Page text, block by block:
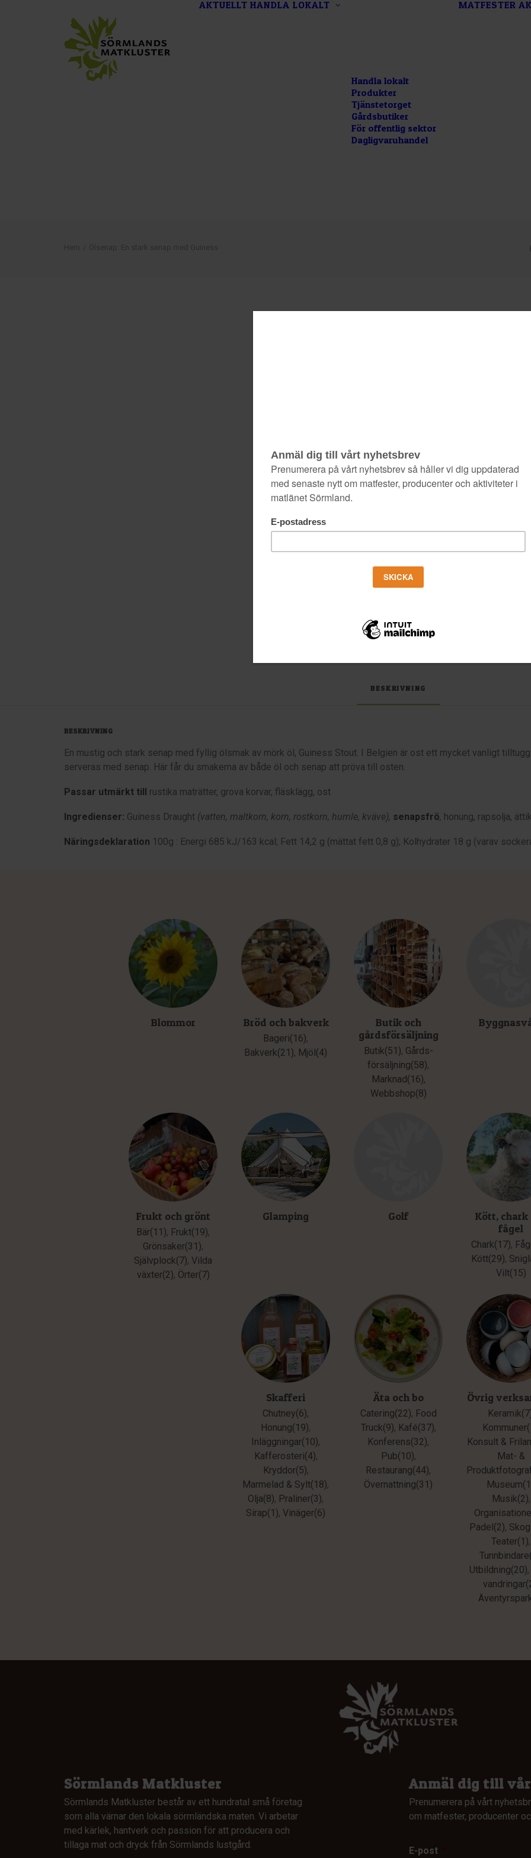
AKTUELLT HANDLA LOKALT
Handla lokalt
Produkter
Tjänstetorget
Gårdsbutiker
För offentlig sektor
Dagligvaruhandel
MATFESTER
senap
En mustig och stark
Belgien är ost ett mycket
Gouda som serveras med
att pröva till osten.
Den här produkten säljs
knappen tas du till en
(ÖPPNAS I EN NY FLIK)
Producent
BESKRIVNING
BESKRIVNING
En mustig och stark senap med fyllig ölsmak av mörk öl, Guiness Stout. I Belgien är ost ett mycket vanligt
serveras med senap. Här får du smakerna av både öl och senap att pröva till osten.
Passar utmärkt till rustika maträtter, grova korvar, fläsklägg, ost
Ingredienser: Guiness Draught (vatten, maltkorn, korn, rostkorn, humle, kväve), senapsfrö, honung, rapsolja,
Näringsdeklaration 100g : Energi 685 kJ/163 kcal; Fett 14,2 g (mättat fett 0,8 g); Kolhydrater 18 g (varav
Blommor Bröd och bakverk
Bageri(16),
Bakverk(21), Mjöl(4)
Butik och
gårdsförsäljning
Butik(51), Gårds­
försäljning(58),
Marknad(16),
Webbshop(8)
Frukt och grönt
Bär(11), Frukt(19),
Grönsaker(31),
Självplock(7), Vilda
växter(2), Örter(7)
Glamping Golf
Kött, chark
fågel
Chark(17),
Kött(29),
Vilt(15)
Skafferi
Chutney(6),
Honung(19),
Inläggningar(10),
Kafferosteri(4),
Kryddor(5),
Marmelad & Sylt(18),
Olja(8), Praliner(3),
Sirap(1), Vinäger(6)
Äta och bo
Catering(22), Food
Truck(9), Kafé(37),
Konferens(32),
Pub(10),
Restaurang(44),
Övernattning(31)
Övrig
Konsult &
Mat- &
Musik(2),
Padel(2),
Teater(1),
Utbildning(20),
Sörmlands Matkluster
Sörmlands Matkluster består av ett hundratal små företag
som alla värnar den lokala sörmländska maten. Vi arbetar
med kärlek, hantverk och passion för att producera och
tillaga mat och dryck från Sörmlands lustgård.
Anmäl dig till
Prenumerera på vårt
om matfester, producenter
E-post